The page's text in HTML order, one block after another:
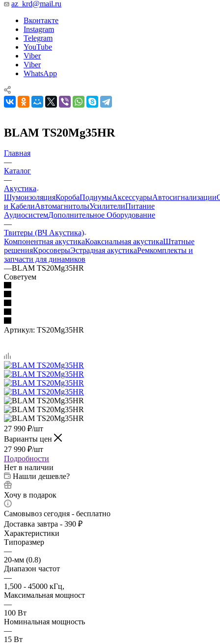
az_krd@mail.ru
Вконтакте
Instagram
Telegram
YouTube
Viber
Viber
WhatsApp
BLAM TS20Mg35HR
Главная
—
Каталог
—
Акустика
ШумоизоляцияКоробаПодиумыАксессуарыАвтосигнализации
и КабелиАвтомагнитолыУсилителиПитание
АудиосистемДополнительное Оборудование
—
Твитеры (ВЧ Акустика)
Компонентная акустикаКоаксиальная акустикаШтатные
решенияКросоверыЭстрадная акустикаРемкомплекты и
запчасти для динамиков
—BLAM TS20Mg35HR
Советуем
Артикул: TS20Mg35HR
27 990 ₽/шт
Варианты цен
27 990 ₽/шт
Подробности
Нет в наличии
Нашли дешевле?
Хочу в подарок
Самовывоз сегодня - бесплатно
Доставка завтра - 390 ₽
Характеристики
Типоразмер
—
20-мм (0.8)
Диапазон частот
—
1,500 - 45000 кГц,
Максимальная мощност
—
100 Вт
Номинальная мощность
—
15 Вт